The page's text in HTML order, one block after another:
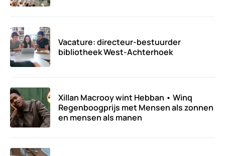
Vacature: directeur-bestuurder
bibliotheek West-Achterhoek
Xillan Macrooy wint Hebban • Winq
Regenboogprijs met Mensen als zonnen
en mensen als manen